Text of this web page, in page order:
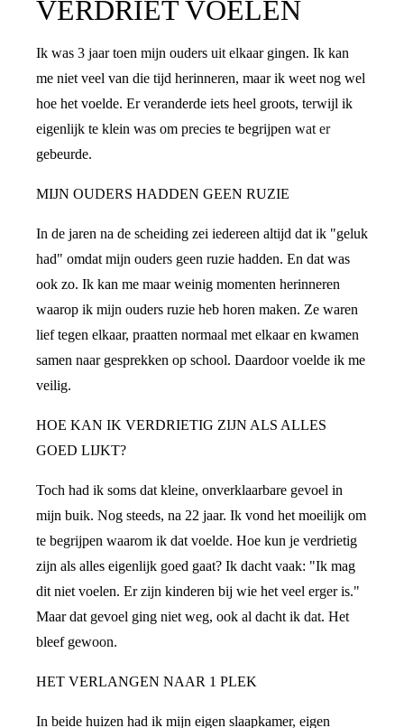
VERDRIET VOELEN
Ik was 3 jaar toen mijn ouders uit elkaar gingen. Ik kan
me niet veel van die tijd herinneren, maar ik weet nog wel
hoe het voelde. Er veranderde iets heel groots, terwijl ik
eigenlijk te klein was om precies te begrijpen wat er
gebeurde.
MIJN OUDERS HADDEN GEEN RUZIE
In de jaren na de scheiding zei iedereen altijd dat ik "geluk
had" omdat mijn ouders geen ruzie hadden. En dat was
ook zo. Ik kan me maar weinig momenten herinneren
waarop ik mijn ouders ruzie heb horen maken. Ze waren
lief tegen elkaar, praatten normaal met elkaar en kwamen
samen naar gesprekken op school. Daardoor voelde ik me
veilig.
HOE KAN IK VERDRIETIG ZIJN ALS ALLES
GOED LIJKT?
Toch had ik soms dat kleine, onverklaarbare gevoel in
mijn buik. Nog steeds, na 22 jaar. Ik vond het moeilijk om
te begrijpen waarom ik dat voelde. Hoe kun je verdrietig
zijn als alles eigenlijk goed gaat? Ik dacht vaak: "Ik mag
dit niet voelen. Er zijn kinderen bij wie het veel erger is."
Maar dat gevoel ging niet weg, ook al dacht ik dat. Het
bleef gewoon.
HET VERLANGEN NAAR 1 PLEK
In beide huizen had ik mijn eigen slaapkamer, eigen